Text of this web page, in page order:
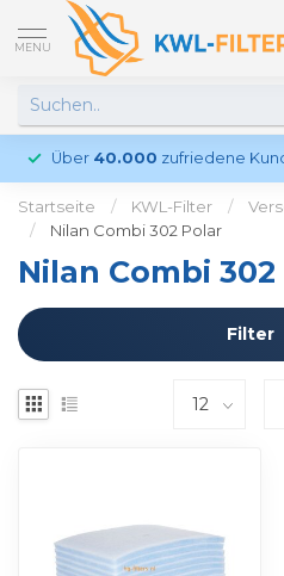
MENU
Über 40.000 zufriedene
Startseite / KWL-Filter /
/
Nilan Combi 302 Polar
Nilan Combi
Filter